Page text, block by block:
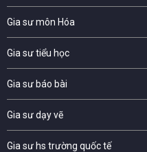
Gia sư môn Hóa
Gia sư tiểu học
Gia sư báo bài
Gia sư dạy vẽ
Gia sư hs trường quốc tế